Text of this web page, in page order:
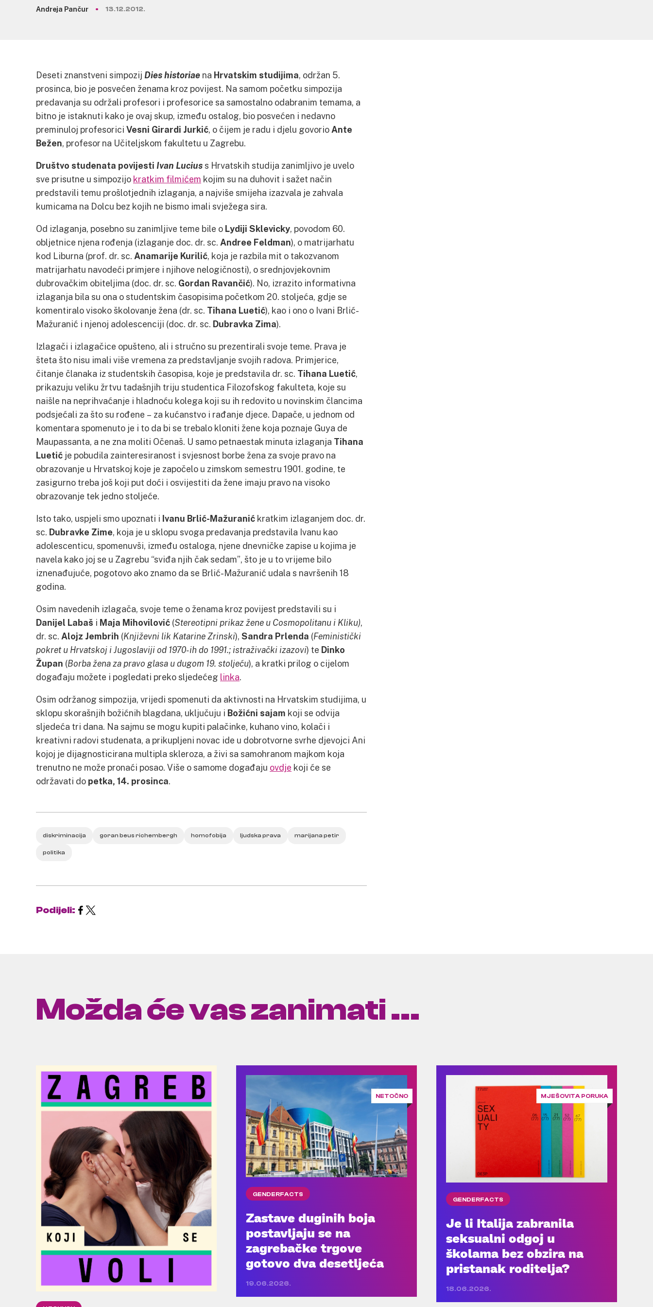
Andreja Pančur 13.12.2012.
Deseti znanstveni simpozij Dies historiae na Hrvatskim studijima, održan 5.
prosinca, bio je posvećen ženama kroz povijest. Na samom početku simpozija
predavanja su održali profesori i profesorice sa samostalno odabranim temama, a
bitno je istaknuti kako je ovaj skup, između ostalog, bio posvećen i nedavno
preminuloj profesorici Vesni Girardi Jurkić, o čijem je radu i djelu govorio Ante
Bežen, profesor na Učiteljskom fakultetu u Zagrebu.
Društvo studenata povijesti Ivan Luciuss Hrvatskih studija zanimljivo je uvelo
sve prisutne u simpozijo kratkim filmićem kojim su na duhovit i sažet način
predstavili temu prošlotjednih izlaganja, a najviše smijeha izazvala je zahvala
kumicama na Dolcu bez kojih ne bismo imali svježega sira.
Od izlaganja, posebno su zanimljive teme bile o Lydiji Sklevicky, povodom 60.
obljetnice njena rođenja (izlaganje doc. dr. sc. Andree Feldman), o matrijarhatu
kod Liburna (prof. dr. sc. Anamarije Kurilić, koja je razbila mit o takozvanom
matrijarhatu navodeći primjere i njihove nelogičnosti), o srednjovjekovnim
dubrovačkim obiteljima (doc. dr. sc. Gordan Ravančić). No, izrazito informativna
izlaganja bila su ona o studentskim časopisima početkom 20. stoljeća, gdje se
komentiralo visoko školovanje žena (dr. sc. Tihana Luetić), kao i ono o Ivani Brlić-
Mažuranić i njenoj adolescenciji (doc. dr. sc. Dubravka Zima).
Izlagači i izlagačice opušteno, ali i stručno su prezentirali svoje teme. Prava je
šteta što nisu imali više vremena za predstavljanje svojih radova. Primjerice,
čitanje članaka iz studentskih časopisa, koje je predstavila dr. sc. Tihana Luetić,
prikazuju veliku žrtvu tadašnjih triju studentica Filozofskog fakulteta, koje su
naišle na neprihvaćanje i hladnoću kolega koji su ih redovito u novinskim člancima
podsjećali za što su rođene – za kućanstvo i rađanje djece. Dapače, u jednom od
komentara spomenuto je i to da bi se trebalo kloniti žene koja poznaje Guya de
Maupassanta, a ne zna moliti Očenaš. U samo petnaestak minuta izlaganja Tihana
Luetić je pobudila zainteresiranost i svjesnost borbe žena za svoje pravo na
obrazovanje u Hrvatskoj koje je započelo u zimskom semestru 1901. godine, te
zasigurno treba još koji put doći i osvijestiti da žene imaju pravo na visoko
obrazovanje tek jedno stoljeće.
Isto tako, uspjeli smo upoznati i Ivanu Brlić-Mažuranić kratkim izlaganjem doc. dr.
sc. Dubravke Zime, koja je u sklopu svoga predavanja predstavila Ivanu kao
adolescenticu, spomenuvši, između ostaloga, njene dnevničke zapise u kojima je
navela kako joj se u Zagrebu “sviđa njih čak sedam”, što je u to vrijeme bilo
iznenađujuće, pogotovo ako znamo da se Brlić-Mažuranić udala s navršenih 18
godina.
Osim navedenih izlagača, svoje teme o ženama kroz povijest predstavili su i
Danijel Labaš i Maja Mihovilović (Stereotipni prikaz žene u Cosmopolitanu i Kliku),
dr. sc. Alojz Jembrih (Književni lik Katarine Zrinski), Sandra Prlenda (Feministički
pokret u Hrvatskoj i Jugoslaviji od 1970-ih do 1991.; istraživački izazovi) te Dinko
Župan (Borba žena za pravo glasa u dugom 19. stoljeću), a kratki prilog o cijelom
događaju možete i pogledati preko sljedećeg linka.
Osim održanog simpozija, vrijedi spomenuti da aktivnosti na Hrvatskim studijima, u
sklopu skorašnjih božićnih blagdana, uključuju i Božićni sajam koji se odvija
sljedeća tri dana. Na sajmu se mogu kupiti palačinke, kuhano vino, kolači i
kreativni radovi studenata, a prikupljeni novac ide u dobrotvorne svrhe djevojci Ani
kojoj je dijagnosticirana multipla skleroza, a živi sa samohranom majkom koja
trenutno ne može pronaći posao. Više o samome događaju ovdje koji će se
održavati do petka, 14. prosinca.
diskriminacija goran beus richembergh homofobija ljudska prava marijana petir
politika
Podijeli:
Možda će vas zanimati ...
NETOČNO
GENDERFACTS
Zastave duginih boja
postavljaju se na
zagrebačke trgove
gotovo dva desetljeća
19.06.2026.
MJEŠOVITA PORUKA
GENDERFACTS
Je li Italija zabranila
seksualni odgoj u
školama bez obzira na
pristanak roditelja?
18.06.2026.